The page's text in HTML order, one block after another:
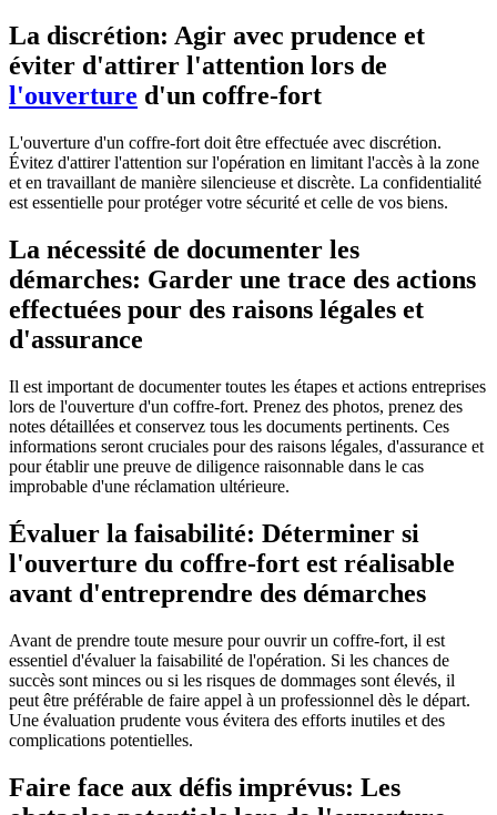
La discrétion: Agir avec prudence et
éviter d'attirer l'attention lors de
l'ouverture d'un coffre-fort
L'ouverture d'un coffre-fort doit être effectuée avec discrétion.
Évitez d'attirer l'attention sur l'opération en limitant l'accès à la zone
et en travaillant de manière silencieuse et discrète. La confidentialité
est essentielle pour protéger votre sécurité et celle de vos biens.
La nécessité de documenter les
démarches: Garder une trace des actions
effectuées pour des raisons légales et
d'assurance
Il est important de documenter toutes les étapes et actions entreprises
lors de l'ouverture d'un coffre-fort. Prenez des photos, prenez des
notes détaillées et conservez tous les documents pertinents. Ces
informations seront cruciales pour des raisons légales, d'assurance et
pour établir une preuve de diligence raisonnable dans le cas
improbable d'une réclamation ultérieure.
Évaluer la faisabilité: Déterminer si
l'ouverture du coffre-fort est réalisable
avant d'entreprendre des démarches
Avant de prendre toute mesure pour ouvrir un coffre-fort, il est
essentiel d'évaluer la faisabilité de l'opération. Si les chances de
succès sont minces ou si les risques de dommages sont élevés, il
peut être préférable de faire appel à un professionnel dès le départ.
Une évaluation prudente vous évitera des efforts inutiles et des
complications potentielles.
Faire face aux défis imprévus: Les